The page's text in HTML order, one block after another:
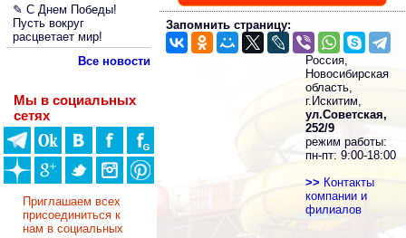
✎ С Днем Победы!
Пусть вокруг
расцветает мир!
Все новости
Мы в социальных
сетях
Приглашаем всех
присоединиться к
нам в социальных
Запомнить страницу:
Россия,
Новосибирская
область,
г.Искитим,
ул.Советская,
252/9
режим работы:
пн-пт: 9:00-18:00
>> Контакты
компании и
филиалов